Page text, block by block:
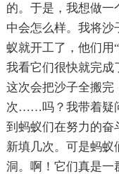
的。于是，我想做一
中会怎么样。我将
蚁就开工了，他们用
我看它们很快就完成
这次会把沙子全搬完
次……吗？我带着疑
到蚂蚁们在努力的奋
新填几次。可是蚂蚁
洞。啊！它们真是一